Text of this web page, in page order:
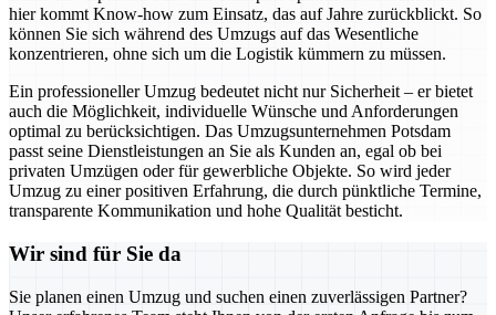
hier kommt Know-how zum Einsatz, das auf Jahre zurückblickt. So
können Sie sich während des Umzugs auf das Wesentliche
konzentrieren, ohne sich um die Logistik kümmern zu müssen.
Ein professioneller Umzug bedeutet nicht nur Sicherheit – er bietet
auch die Möglichkeit, individuelle Wünsche und Anforderungen
optimal zu berücksichtigen. Das Umzugsunternehmen Potsdam
passt seine Dienstleistungen an Sie als Kunden an, egal ob bei
privaten Umzügen oder für gewerbliche Objekte. So wird jeder
Umzug zu einer positiven Erfahrung, die durch pünktliche Termine,
transparente Kommunikation und hohe Qualität besticht.
Wir sind für Sie da
Sie planen einen Umzug und suchen einen zuverlässigen Partner?